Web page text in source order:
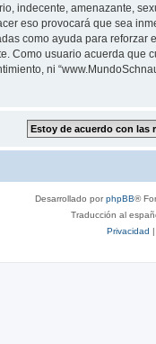
indecente, amenazante,
eso provocará que sea
como ayuda para
Como usuario acuerda
ni
Desarrollado porphpBB®
Traducción al
Privacidad |